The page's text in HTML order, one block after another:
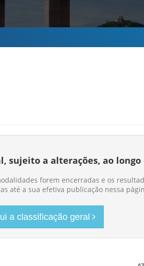
sujeito a alterações, ao longo
forem encerradas e os
até a sua efetiva publicação nessa
a classificação geral